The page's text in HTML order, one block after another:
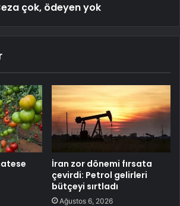
çok, ödeyen yok
İran zor dönemi fırsata
çevirdi: Petrol gelirleri
bütçeyi sırtladı
Ağustos 6, 2026